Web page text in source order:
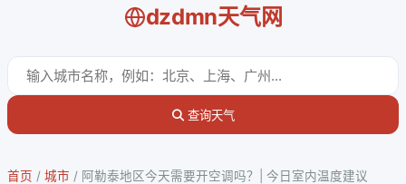
dzdmn天气网
查询天气
首页 / 城市 / 阿勒泰地区今天需要开空调吗？| 今日室内温度建议